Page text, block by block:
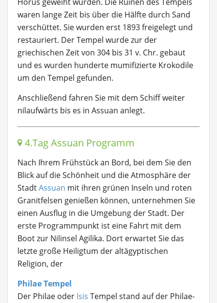
waren lange Zeit bis über die Hälfte durch Sand
verschüttet. Sie wurden erst 1893 freigelegt und
restauriert. Der Tempel wurde zur der
griechischen Zeit von 304 bis 31 v. Chr. gebaut
und es wurden hunderte mumifizierte Krokodile
um den Tempel gefunden.
Anschließend fahren Sie mit dem Schiff weiter
nilaufwärts bis es in Assuan anlegt.
4.Tag Assuan Programm
Nach Ihrem Frühstück an Bord, bei dem Sie den
Blick auf die Schönheit und die Atmosphäre der
StadtAssuan mit ihren grünen Inseln und roten
Granitfelsen genießen können, unternehmen Sie
einen Ausflug in die Umgebung der Stadt. Der
erste Programmpunkt ist eine Fahrt mit dem
Boot zur Nilinsel Agilika. Dort erwartet Sie das
letzte große Heiligtum der altägyptischen
Religion, der
Philae Tempel
Der Philae oder Isis Tempel stand auf der Philae-